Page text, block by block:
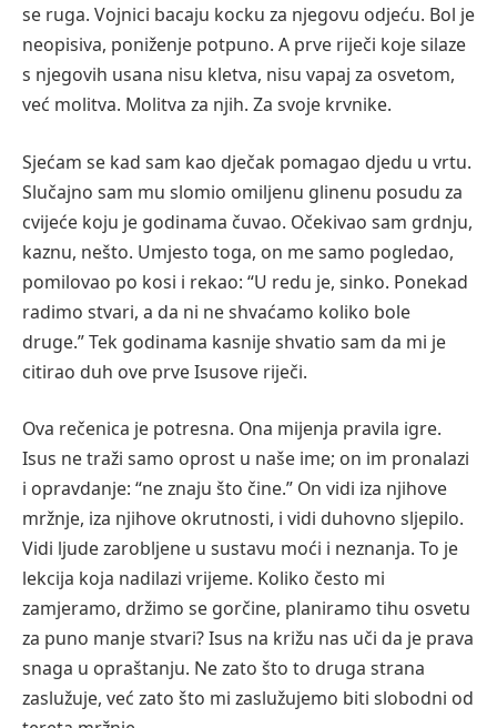
se ruga. Vojnici bacaju kocku za njegovu odjeću. Bol je
neopisiva, poniženje potpuno. A prve riječi koje silaze
s njegovih usana nisu kletva, nisu vapaj za osvetom,
već molitva. Molitva za njih. Za svoje krvnike.
Sjećam se kad sam kao dječak pomagao djedu u vrtu.
Slučajno sam mu slomio omiljenu glinenu posudu za
cvijeće koju je godinama čuvao. Očekivao sam grdnju,
kaznu, nešto. Umjesto toga, on me samo pogledao,
pomilovao po kosi i rekao: “U redu je, sinko. Ponekad
radimo stvari, a da ni ne shvaćamo koliko bole
druge.” Tek godinama kasnije shvatio sam da mi je
citirao duh ove prve Isusove riječi.
Ova rečenica je potresna. Ona mijenja pravila igre.
Isus ne traži samo oprost u naše ime; on im pronalazi
i opravdanje: “ne znaju što čine.” On vidi iza njihove
mržnje, iza njihove okrutnosti, i vidi duhovno sljepilo.
Vidi ljude zarobljene u sustavu moći i neznanja. To je
lekcija koja nadilazi vrijeme. Koliko često mi
zamjeramo, držimo se gorčine, planiramo tihu osvetu
za puno manje stvari? Isus na križu nas uči da je prava
snaga u opraštanju. Ne zato što to druga strana
zaslužuje, već zato što mi zaslužujemo biti slobodni od